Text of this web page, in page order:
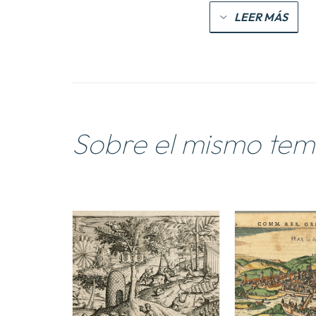
LEER MÁS
Sobre el mismo